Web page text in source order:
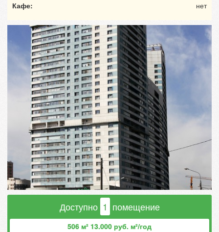
Кафе:
нет
Доступно 1 помещение
506 м² 13.000 руб. м²/год